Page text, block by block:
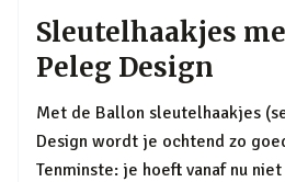
Sleutelhaakjes
Peleg Design
Met de Ballon sleutelhaakjes
Design wordt je ochtend zo
Tenminste: je hoeft vanaf nu